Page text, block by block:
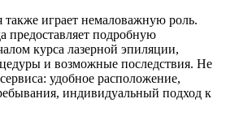
также играет немаловажную роль.
предоставляет подробную
курса лазерной эпиляции,
и возможные последствия. Не
удобное расположение,
индивидуальный подход к